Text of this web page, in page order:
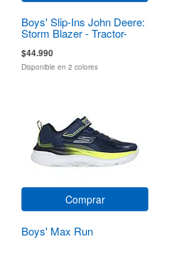
Boys' Slip-Ins John Deere:
Storm Blazer - Tractor-
$44.990
Disponible en 2 colores
Comprar
Boys' Max Run